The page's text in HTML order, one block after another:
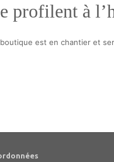
profilent à
est en chantier et